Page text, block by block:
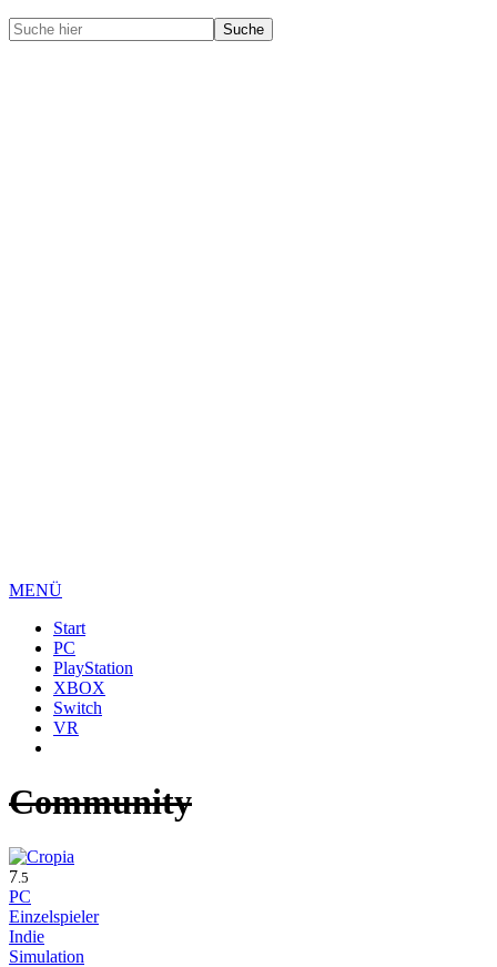
MENÜ
Start
PC
PlayStation
XBOX
Switch
VR
Community
7 .5
PC
Einzelspieler
Indie
Simulation